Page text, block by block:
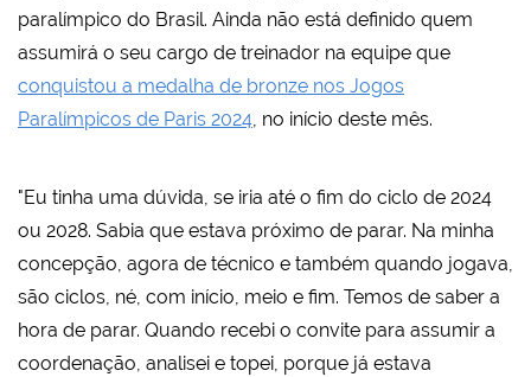
paralímpico do Brasil. Ainda não está definido quem
assumirá o seu cargo de treinador na equipe que
conquistou a medalha de bronze nos Jogos
Paralímpicos de Paris 2024, no início deste mês.
"Eu tinha uma dúvida, se iria até o fim do ciclo de 2024
ou 2028. Sabia que estava próximo de parar. Na minha
concepção, agora de técnico e também quando jogava,
são ciclos, né, com início, meio e fim. Temos de saber a
hora de parar. Quando recebi o convite para assumir a
coordenação, analisei e topei, porque já estava